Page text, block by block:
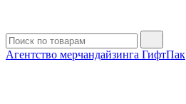
Агентство мерчандайзинга ГифтПак